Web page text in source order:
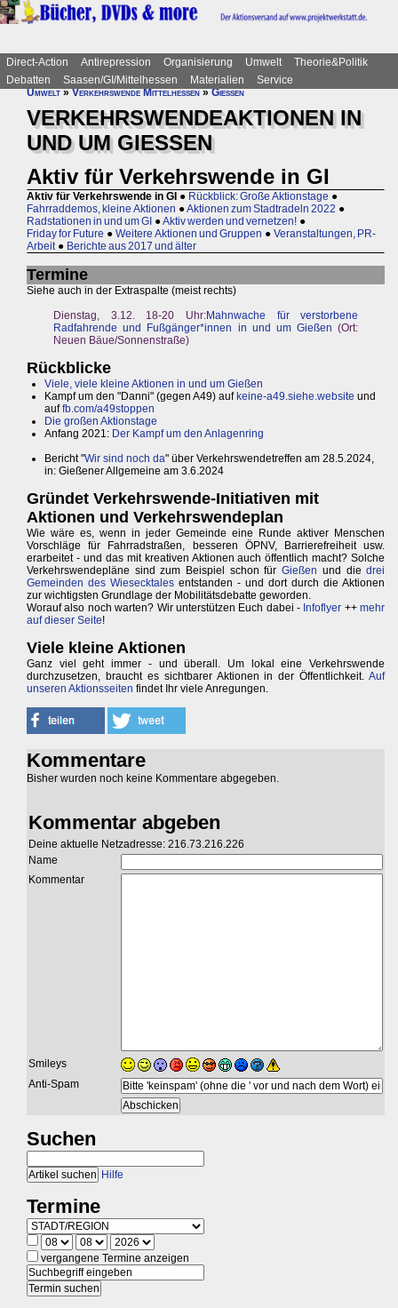
Direct-Action Antirepression Organisierung Umwelt
Theorie&Politik
Debatten
Saasen/GI/Mittelhessen Materialien
Service
Umwelt»Verkehrswende Mittelhessen»Gießen
VERKEHRSWENDEAKTIONEN IN
UND UM GIESSEN
Aktiv für Verkehrswende in GI
Aktiv für Verkehrswende in GI ● Rückblick: Große Aktionstage ●
Fahrraddemos, kleine Aktionen ●Aktionen zum Stadtradeln 2022 ●
Radstationen in und um GI ●Aktiv werden und vernetzen! ●
Friday for Future ● Weitere Aktionen und Gruppen ● Veranstaltungen, PR-
Arbeit ● Berichte aus 2017 und älter
Termine
Siehe auch in der Extraspalte (meist rechts)
Dienstag, 3.12. 18-20 Uhr:Mahnwache für verstorbene
Radfahrende und Fußgänger*innen in und um Gießen (Ort:
Neuen Bäue/Sonnenstraße)
Rückblicke
Viele, viele kleine Aktionen in und um Gießen
Kampf um den "Danni" (gegen A49) auf keine-a49.siehe.website und
auffb.com/a49stoppen
Die großen Aktionstage
Anfang 2021: Der Kampf um den Anlagenring
Bericht "Wir sind noch da" über Verkehrswendetreffen am 28.5.2024,
in: Gießener Allgemeine am 3.6.2024
Gründet Verkehrswende-Initiativen mit
Aktionen und Verkehrswendeplan
Wie wäre es, wenn in jeder Gemeinde eine Runde aktiver Menschen
Vorschläge für Fahrradstraßen, besseren ÖPNV, Barrierefreiheit usw.
erarbeitet - und das mit kreativen Aktionen auch öffentlich macht? Solche
Verkehrswendepläne sind zum Beispiel schon fürGießen und diedrei
Gemeinden des Wiesecktales entstanden - und dort durch die Aktionen
zur wichtigsten Grundlage der Mobilitätsdebatte geworden.
Worauf also noch warten? Wir unterstützen Euch dabei - Infoflyer ++mehr
auf dieser Seite!
Viele kleine Aktionen
Ganz viel geht immer - und überall. Um lokal eine Verkehrswende
durchzusetzen, braucht es sichtbarer Aktionen in der Öffentlichkeit.Auf
unseren Aktionsseiten findet Ihr viele Anregungen.
Kommentare
Bisher wurden noch keine Kommentare abgegeben.
Kommentar abgeben
Deine aktuelle Netzadresse: 216.73.216.226
Name
Kommentar
Smileys
Anti-Spam
Suchen
Hilfe
Termine
vergangene Termine anzeigen